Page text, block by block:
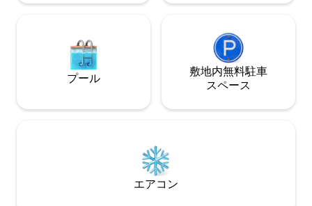
プール
敷地内無料駐⁠車
ス⁠ペ⁠ー⁠ス
エアコン